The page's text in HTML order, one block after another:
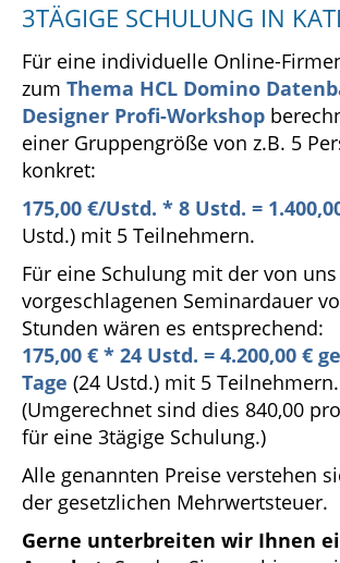
3TÄGIGE SCHULUNG IN
Für eine individuelle Online-
zum Thema HCL Domino
Designer Profi-Workshop
einer Gruppengröße von z.B. 5
konkret:
175,00 €/Ustd. * 8 Ustd. =
Ustd.) mit 5 Teilnehmern.
Für eine Schulung mit der von uns
vorgeschlagenen Seminardauer
Stunden wären es entsprechend:
175,00 € * 24 Ustd. = 4.200,00 €
Tage (24 Ustd.) mit 5 Teilnehmern.
(Umgerechnet sind dies 840,00
für eine 3tägige Schulung.)
Alle genannten Preise verstehen
der gesetzlichen Mehrwertsteuer.
Gerne unterbreiten wir Ihnen